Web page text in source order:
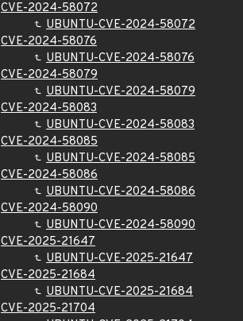
CVE-2024-58072
UBUNTU-CVE-2024-58072
CVE-2024-58076
UBUNTU-CVE-2024-58076
CVE-2024-58079
UBUNTU-CVE-2024-58079
CVE-2024-58083
UBUNTU-CVE-2024-58083
CVE-2024-58085
UBUNTU-CVE-2024-58085
CVE-2024-58086
UBUNTU-CVE-2024-58086
CVE-2024-58090
UBUNTU-CVE-2024-58090
CVE-2025-21647
UBUNTU-CVE-2025-21647
CVE-2025-21684
UBUNTU-CVE-2025-21684
CVE-2025-21704